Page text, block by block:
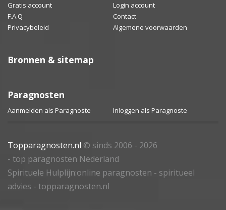
Gratis account
Login account
F.A.Q
Contact
Privacybeleid
Algemene voorwaarden
Bronnen & sitemap
Paragnosten
Aanmelden als Paragnoste Inloggen als Paragnoste
Topparagnosten.nl © sinds 2006 - 2026
- top paragnosten Nederland
Spirituele Hulplijn:online paragnosten - spiritueel
advies - topparagnosten.nl